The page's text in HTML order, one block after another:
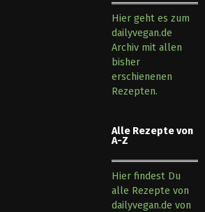
Hier geht es zum
dailyvegan.de
Archiv mit allen
bisher
erschienenen
Rezepten.
Alle Rezepte von
A-Z
Hier findest Du
alle Rezepte von
dailyvegan.de von